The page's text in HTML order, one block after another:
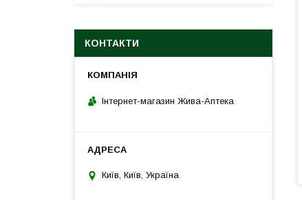
КОНТАКТИ
Інтернет-магазин Жива-Аптека
Київ, Київ, Україна